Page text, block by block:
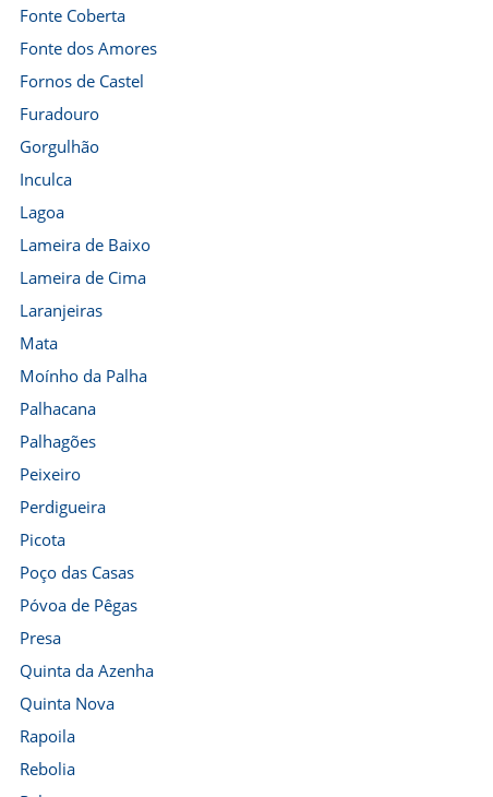
Fonte Coberta
Fonte dos Amores
Fornos de Castel
Furadouro
Gorgulhão
Inculca
Lagoa
Lameira de Baixo
Lameira de Cima
Laranjeiras
Mata
Moínho da Palha
Palhacana
Palhagões
Peixeiro
Perdigueira
Picota
Poço das Casas
Póvoa de Pêgas
Presa
Quinta da Azenha
Quinta Nova
Rapoila
Rebolia